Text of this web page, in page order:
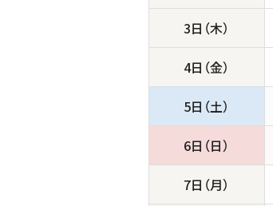
3日（木）
4日（金）
5日（土）
6日（日）
7日（月）